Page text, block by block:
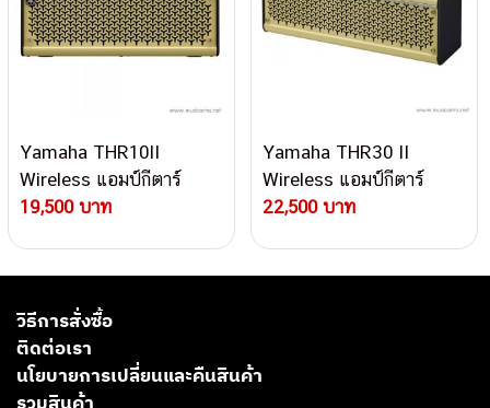
Yamaha THR10II
Wireless แอมป์กีตาร์
ไฟฟ้า
19,500 บาท
Yamaha THR30 II
Wireless แอมป์กีตาร์
ไฟฟ้า
22,500 บาท
วิธีการสั่งซื้อ
ติดต่อเรา
นโยบายการเปลี่ยนและคืนสินค้า
รวมสินค้า